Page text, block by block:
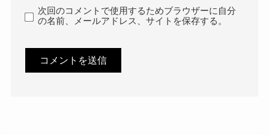
次回のコメントで使用するためブラウザーに自分
の名前、メールアドレス、サイトを保存する。